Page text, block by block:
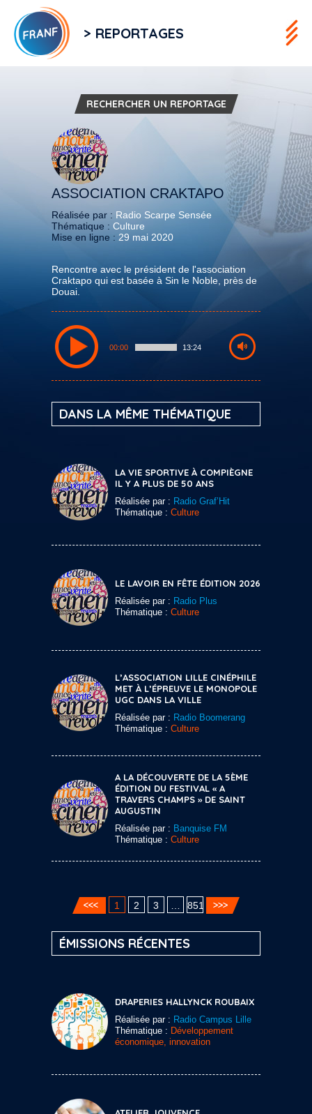
> REPORTAGES
RECHERCHER UN REPORTAGE
ASSOCIATION CRAKTAPO
Réalisée par : Radio Scarpe Sensée
Thématique : Culture
Mise en ligne : 29 mai 2020
Rencontre avec le président de l'association
Craktapo qui est basée à Sin le Noble, près de
Douai.
00:00 13:24
DANS LA MÊME THÉMATIQUE
LA VIE SPORTIVE À COMPIÈGNE
IL Y A PLUS DE 50 ANS
Réalisée par : Radio Graf’Hit
Thématique : Culture
LE LAVOIR EN FÊTE ÉDITION 2026
Réalisée par : Radio Plus
Thématique : Culture
L’ASSOCIATION LILLE CINÉPHILE
MET À L’ÉPREUVE LE MONOPOLE
UGC DANS LA VILLE
Réalisée par : Radio Boomerang
Thématique : Culture
A LA DÉCOUVERTE DE LA 5ÈME
ÉDITION DU FESTIVAL « A
TRAVERS CHAMPS » DE SAINT
AUGUSTIN
Réalisée par : Banquise FM
Thématique : Culture
1 2 3 851
ÉMISSIONS RÉCENTES
DRAPERIES HALLYNCK ROUBAIX
Réalisée par : Radio Campus Lille
Thématique : Développement
économique, innovation